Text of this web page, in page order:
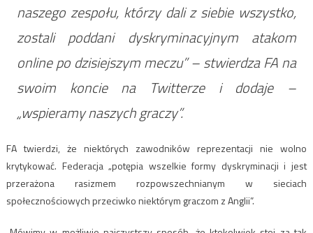
naszego zespołu, którzy dali z siebie wszystko,
zostali poddani dyskryminacyjnym atakom
online po dzisiejszym meczu” – stwierdza FA na
swoim koncie na Twitterze i dodaje –
„wspieramy naszych graczy”.
FA twierdzi, że niektórych zawodników reprezentacji nie wolno
krytykować. Federacja ​​„potępia wszelkie formy dyskryminacji i jest
przerażona rasizmem rozpowszechnianym w sieciach
społecznościowych przeciwko niektórym graczom z Anglii”.